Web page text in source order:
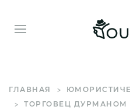
ГЛАВНАЯ
ТОРГОВЕЦ ДУРМАНОМ